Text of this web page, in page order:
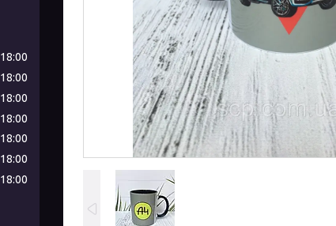
18:00
18:00
18:00
18:00
18:00
18:00
18:00